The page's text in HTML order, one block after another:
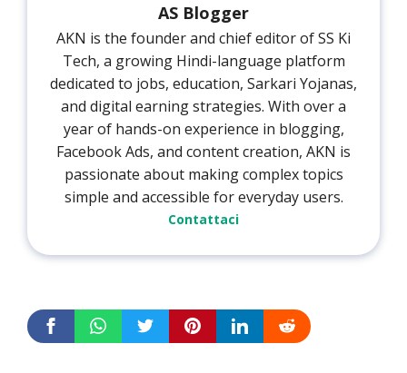
AS Blogger
AKN is the founder and chief editor of SS Ki
Tech, a growing Hindi-language platform
dedicated to jobs, education, Sarkari Yojanas,
and digital earning strategies. With over a
year of hands-on experience in blogging,
Facebook Ads, and content creation, AKN is
passionate about making complex topics
simple and accessible for everyday users.
Contattaci